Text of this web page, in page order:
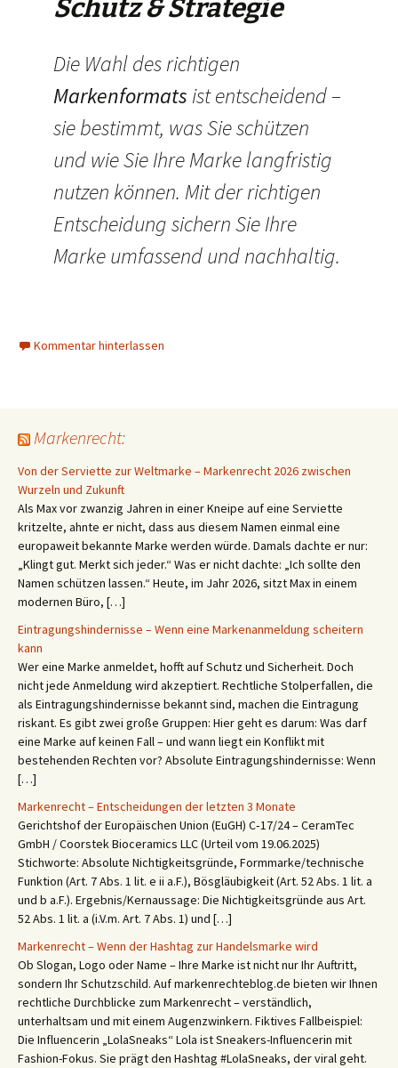
Schutz & Strategie
Die Wahl des richtigen
Markenformats ist entscheidend –
sie bestimmt, was Sie schützen
und wie Sie Ihre Marke langfristig
nutzen können. Mit der richtigen
Entscheidung sichern Sie Ihre
Marke umfassend und nachhaltig.
Kommentar hinterlassen
Markenrecht:
Von der Serviette zur Weltmarke – Markenrecht 2026 zwischen
Wurzeln und Zukunft
Als Max vor zwanzig Jahren in einer Kneipe auf eine Serviette
kritzelte, ahnte er nicht, dass aus diesem Namen einmal eine
europaweit bekannte Marke werden würde. Damals dachte er nur:
„Klingt gut. Merkt sich jeder.“ Was er nicht dachte: „Ich sollte den
Namen schützen lassen.“ Heute, im Jahr 2026, sitzt Max in einem
modernen Büro, […]
Eintragungshindernisse – Wenn eine Markenanmeldung scheitern
kann
Wer eine Marke anmeldet, hofft auf Schutz und Sicherheit. Doch
nicht jede Anmeldung wird akzeptiert. Rechtliche Stolperfallen, die
als Eintragungshindernisse bekannt sind, machen die Eintragung
riskant. Es gibt zwei große Gruppen: Hier geht es darum: Was darf
eine Marke auf keinen Fall – und wann liegt ein Konflikt mit
bestehenden Rechten vor? Absolute Eintragungshindernisse: Wenn
[…]
Markenrecht – Entscheidungen der letzten 3 Monate
Gerichtshof der Europäischen Union (EuGH) C‑17/24 – CeramTec
GmbH / Coorstek Bioceramics LLC (Urteil vom 19.06.2025)
Stichworte: Absolute Nichtigkeitsgründe, Formmarke/technische
Funktion (Art. 7 Abs. 1 lit. e ii a.F.), Bösgläubigkeit (Art. 52 Abs. 1 lit. a
und b a.F.). Ergebnis/Kernaussage: Die Nichtigkeitsgründe aus Art.
52 Abs. 1 lit. a (i.V.m. Art. 7 Abs. 1) und […]
Markenrecht – Wenn der Hashtag zur Handelsmarke wird
Ob Slogan, Logo oder Name – Ihre Marke ist nicht nur Ihr Auftritt,
sondern Ihr Schutzschild. Auf markenrechteblog.de bieten wir Ihnen
rechtliche Durchblicke zum Markenrecht – verständlich,
unterhaltsam und mit einem Augenzwinkern. Fiktives Fallbeispiel:
Die Influencerin „LolaSneaks“ Lola ist Sneakers-Influencerin mit
Fashion-Fokus. Sie prägt den Hashtag #LolaSneaks, der viral geht.